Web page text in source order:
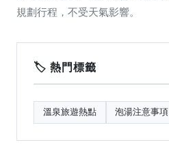
規劃行程，不受天氣影響。
🏷️ 熱門標籤
溫泉旅遊熱點 泡湯注意事項